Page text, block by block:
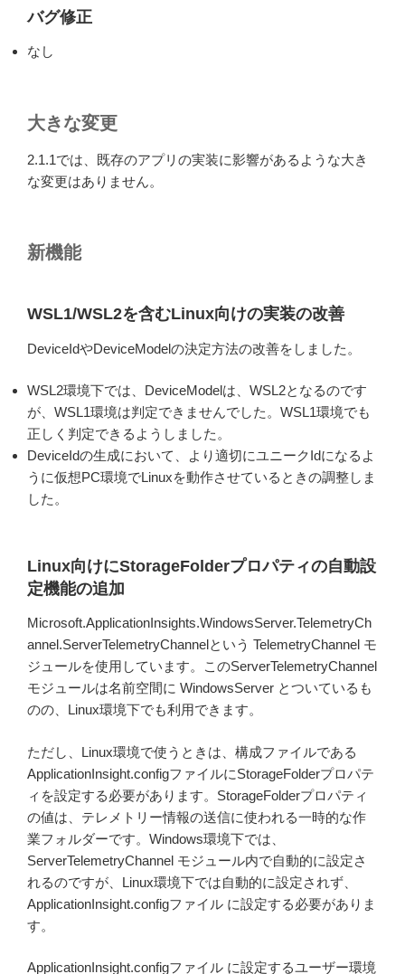
バグ修正
なし
大きな変更
2.1.1では、既存のアプリの実装に影響があるような大き
な変更はありません。
新機能
WSL1/WSL2を含むLinux向けの実装の改善
DeviceIdやDeviceModelの決定方法の改善をしました。
WSL2環境下では、DeviceModelは、WSL2となるのです
が、WSL1環境は判定できませんでした。WSL1環境でも
正しく判定できるようしました。
DeviceIdの生成において、より適切にユニークIdになるよ
うに仮想PC環境でLinuxを動作させているときの調整しま
した。
Linux向けにStorageFolderプロパティの自動設
定機能の追加
Microsoft.ApplicationInsights.WindowsServer.TelemetryCh
annel.ServerTelemetryChannelという TelemetryChannel モ
ジュールを使用しています。このServerTelemetryChannel
モジュールは名前空間に WindowsServer とついているも
のの、Linux環境下でも利用できます。
ただし、Linux環境で使うときは、構成ファイルである
ApplicationInsight.configファイルにStorageFolderプロパテ
ィを設定する必要があります。StorageFolderプロパティ
の値は、テレメトリー情報の送信に使われる一時的な作
業フォルダーです。Windows環境下では、
ServerTelemetryChannel モジュール内で自動的に設定さ
れるのですが、Linux環境下では自動的に設定されず、
ApplicationInsight.configファイル に設定する必要がありま
す。
ApplicationInsight.configファイル に設定するユーザー環境